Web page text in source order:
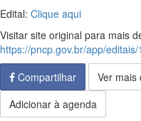
Edital: Clique aqui
Visitar site original para mais
https://pncp.gov.br/app/
Compartilhar
Ver mais
Adicionar à agenda